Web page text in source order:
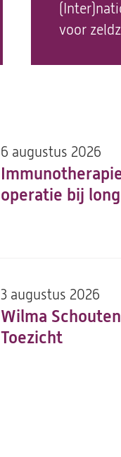
voor
operatie bij
6 augustus 2026
Wilma
Toezicht
3 augustus 2026